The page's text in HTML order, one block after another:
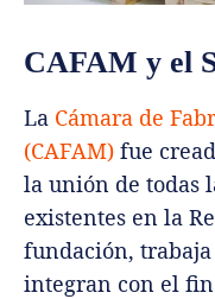
CAFAM y el
La Cámara de
(CAFAM) fue
la unión de todas
existentes en la
fundación,
integran con el